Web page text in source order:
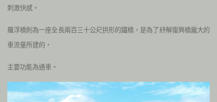
刺激快感。
羅浮橋則為一座全長兩百三十公尺拱形的鐵橋，是為了紓解復興橋龐大的
車流量所建的，
主要功能為通車。